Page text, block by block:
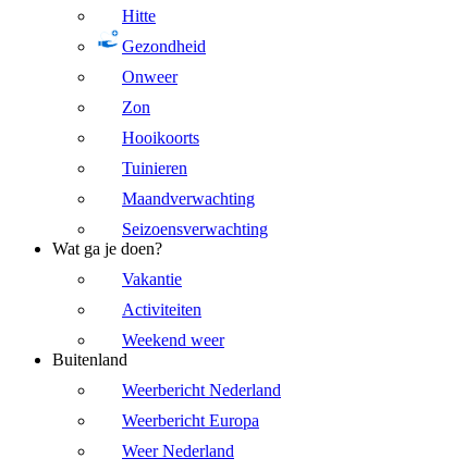
Hitte
Gezondheid
Onweer
Zon
Hooikoorts
Tuinieren
Maandverwachting
Seizoensverwachting
Wat ga je doen?
Vakantie
Activiteiten
Weekend weer
Buitenland
Weerbericht Nederland
Weerbericht Europa
Weer Nederland